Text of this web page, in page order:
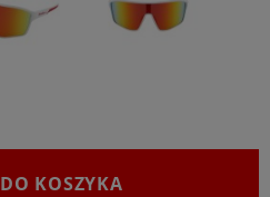
DO KOSZYKA